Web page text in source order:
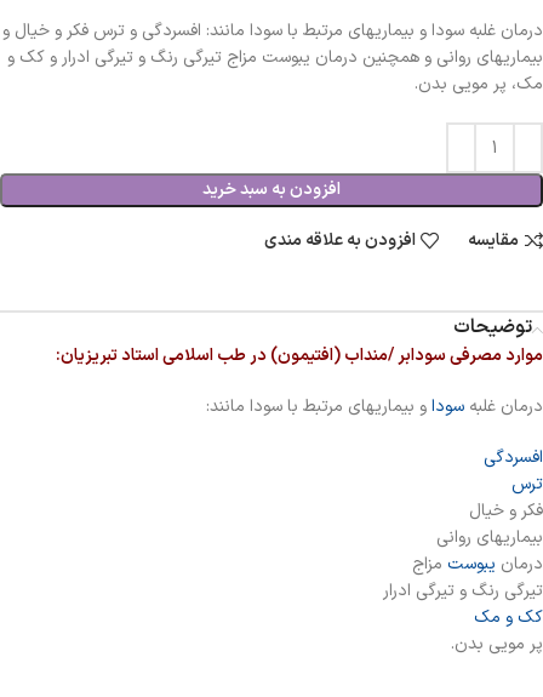
درمان غلبه سودا و بیماریهای مرتبط با سودا مانند: افسردگی و ترس فکر و خیال و
بیماریهای روانی و همچنین درمان یبوست مزاج تیرگی رنگ و تیرگی ادرار و کک و
مک، پر مویی بدن.
افزودن به سبد خرید
مقایسه
افزودن به علاقه مندی
توضیحات
موارد مصرفی سودابر /منداب (افتیمون) در طب اسلامی استاد تبریزیان:
درمان غلبه سوداو بیماریهای مرتبط با سودا مانند:
افسردگی
ترس
فکر و خیال
بیماریهای روانی
درمان یبوست مزاج
تیرگی رنگ و تیرگی ادرار
کک و مک
پر مویی بدن.